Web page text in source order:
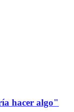
hacer algo"